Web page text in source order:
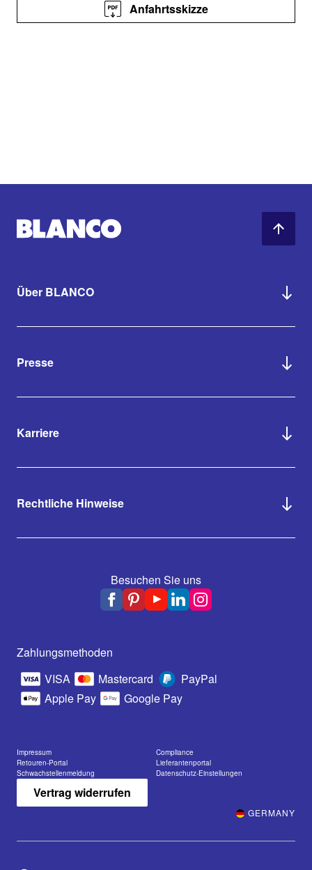
Anfahrtsskizze
Über BLANCO
Presse
Karriere
Rechtliche Hinweise
Besuchen Sie uns
Zahlungsmethoden
VISA
Mastercard
PayPal
Apple Pay
Google Pay
Impressum
Compliance
Retouren-Portal
Lieferantenportal
Schwachstellenmeldung
Datenschutz-Einstellungen
Vertrag widerrufen
GERMANY